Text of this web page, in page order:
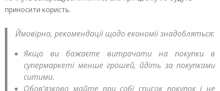
приносити користь.
Ймовірно, рекомендації щодо економії знадобляться:
Якщо ви бажаєте витрачати на покупки в
супермаркеті менше грошей, йдіть за покупками
ситими.
Обов’язково майте при собі список покупок і не